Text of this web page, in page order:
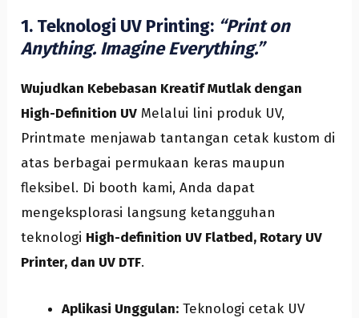
1. Teknologi UV Printing: “Print on
Anything. Imagine Everything.”
Wujudkan Kebebasan Kreatif Mutlak dengan
High-Definition UV Melalui lini produk UV,
Printmate menjawab tantangan cetak kustom di
atas berbagai permukaan keras maupun
fleksibel. Di booth kami, Anda dapat
mengeksplorasi langsung ketangguhan
teknologi High-definition UV Flatbed, Rotary UV
Printer, dan UV DTF.
Aplikasi Unggulan: Teknologi cetak UV